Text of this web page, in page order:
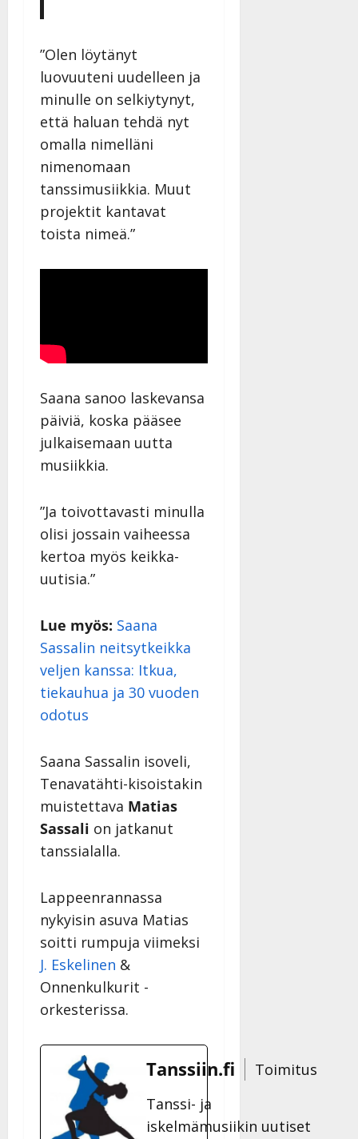
”Olen löytänyt
luovuuteni uudelleen ja
minulle on selkiytynyt,
että haluan tehdä nyt
omalla nimelläni
nimenomaan
tanssimusiikkia. Muut
projektit kantavat
toista nimeä.”
Saana sanoo laskevansa
päiviä, koska pääsee
julkaisemaan uutta
musiikkia.
”Ja toivottavasti minulla
olisi jossain vaiheessa
kertoa myös keikka-
uutisia.”
Lue myös: Saana
Sassalin neitsytkeikka
veljen kanssa: Itkua,
tiekauhua ja 30 vuoden
odotus
Saana Sassalin isoveli,
Tenavatähti-kisoistakin
muistettava Matias
Sassali on jatkanut
tanssialalla.
Lappeenrannassa
nykyisin asuva Matias
soitti rumpuja viimeksi
J. Eskelinen &
Onnenkulkurit -
orkesterissa.
Tanssiin.fi
Toimitus
Tanssi- ja
iskelmämusiikin uutiset